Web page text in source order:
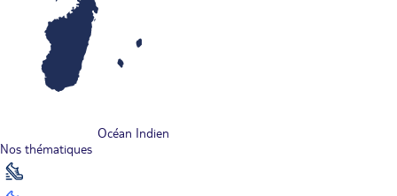
Océan Indien
Nos thématiques